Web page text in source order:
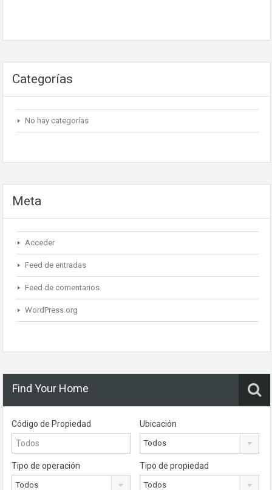
Categorías
No hay categorías
Meta
Acceder
Feed de entradas
Feed de comentarios
WordPress.org
Find Your Home
Código de Propiedad Ubicación
Todos
Tipo de operación
Todos
Tipo de propiedad
Todos